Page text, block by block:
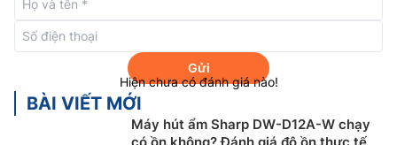
Gửi
Hiện chưa có đánh giá nào!
BÀI VIẾT MỚI
Máy hút ẩm Sharp DW-D12A-W chạy
có ồn không? Đánh giá độ ồn thực tế